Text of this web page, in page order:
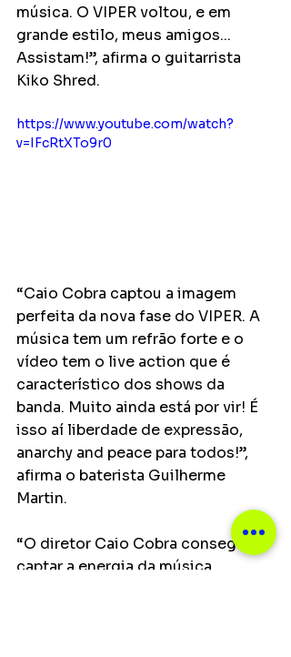
música. O VIPER voltou, e em
grande estilo, meus amigos...
Assistam!”, afirma o guitarrista
Kiko Shred.
https://www.youtube.com/watch?
v=IFcRtXTo9r0
“Caio Cobra captou a imagem
perfeita da nova fase do VIPER. A
música tem um refrão forte e o
vídeo tem o live action que é
característico dos shows da
banda. Muito ainda está por vir! É
isso aí liberdade de expressão,
anarchy and peace para todos!”,
afirma o baterista Guilherme
Martin.
“O diretor Caio Cobra conseguiu
captar a energia da música